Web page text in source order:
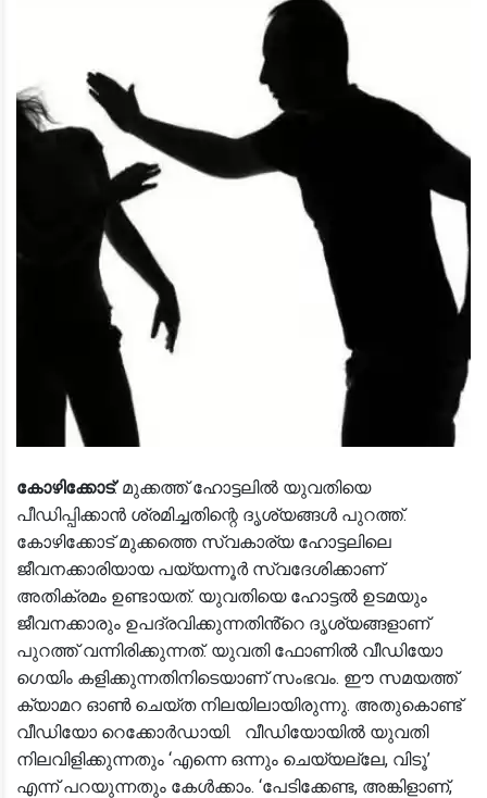
കോഴിക്കോട്: മുക്കത്ത് ​ഹോട്ടലിൽ യുവതിയെ
പീഡിപ്പിക്കാൻ ശ്രമിച്ചതിന്റെ ദൃശ്യങ്ങൾ പുറത്ത്.
കോഴിക്കോട് മുക്കത്തെ സ്വകാര്യ ഹോട്ടലിലെ
ജീവനക്കാരിയായ പയ്യന്നൂര്‍ സ്വദേശിക്കാണ്
അതിക്രമം ഉണ്ടായത്. യുവതിയെ ഹോട്ടൽ ഉടമയും
ജീവനക്കാരും ഉപദ്രവിക്കുന്നതിൻ്റെ ദൃശ്യങ്ങളാണ്
പുറത്ത് വന്നിരിക്കുന്നത്. യുവതി ഫോണിൽ ​വീഡിയോ ​
ഗെയിം കളിക്കുന്നതിനിടെയാണ് സംഭവം. ഈ സമയത്ത്
ക്യാമറ ഓൺ ചെയ്ത നിലയിലായിരുന്നു. അതുകൊണ്ട്
വീഡിയോ റെക്കോർഡായി. വീഡിയോയിൽ യുവതി
നിലവിളിക്കുന്നതും ‘എന്നെ ഒന്നും ചെയ്യല്ലേ, വിടൂ’
എന്ന് പറയുന്നതും കേൾക്കാം. ‘പേടിക്കേണ്ട, അങ്കിളാണ്,